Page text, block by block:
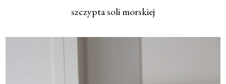
szczypta soli morskiej